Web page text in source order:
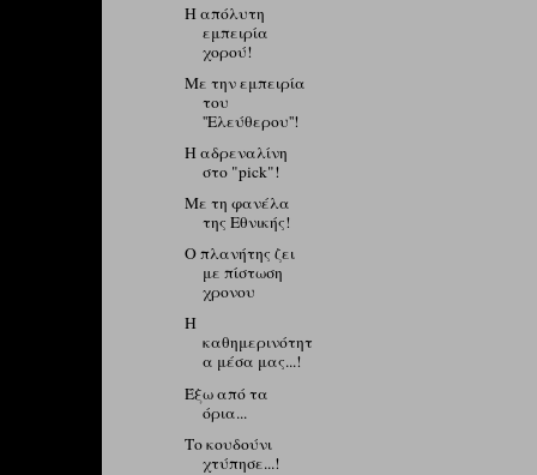
Η απόλυτη
εμπειρία
χορού!
Mε την εμπειρία
του
''Ελεύθερου''!
Η αδρεναλίνη
στο "pick"!
Με τη φανέλα
της Εθνικής!
Ο πλανήτης ζει
με πίστωση
χρονου
Η
καθημερινότητ
α μέσα μας...!
Έξω από τα
όρια...
Το κουδούνι
χτύπησε...!